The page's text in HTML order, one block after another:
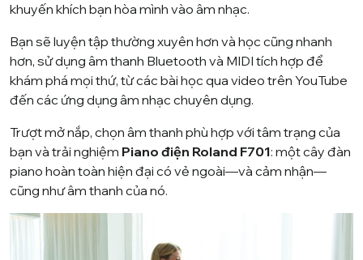
khuyến khích bạn hòa mình vào âm nhạc.
Bạn sẽ luyện tập thường xuyên hơn và học cũng nhanh
hơn, sử dụng âm thanh Bluetooth và MIDI tích hợp để
khám phá mọi thứ, từ các bài học qua video trên YouTube
đến các ứng dụng âm nhạc chuyên dụng.
Trượt mở nắp, chọn âm thanh phù hợp với tâm trạng của
bạn và trải nghiệm Piano điện Roland F701: một cây đàn
piano hoàn toàn hiện đại có vẻ ngoài—và cảm nhận—
cũng như âm thanh của nó.